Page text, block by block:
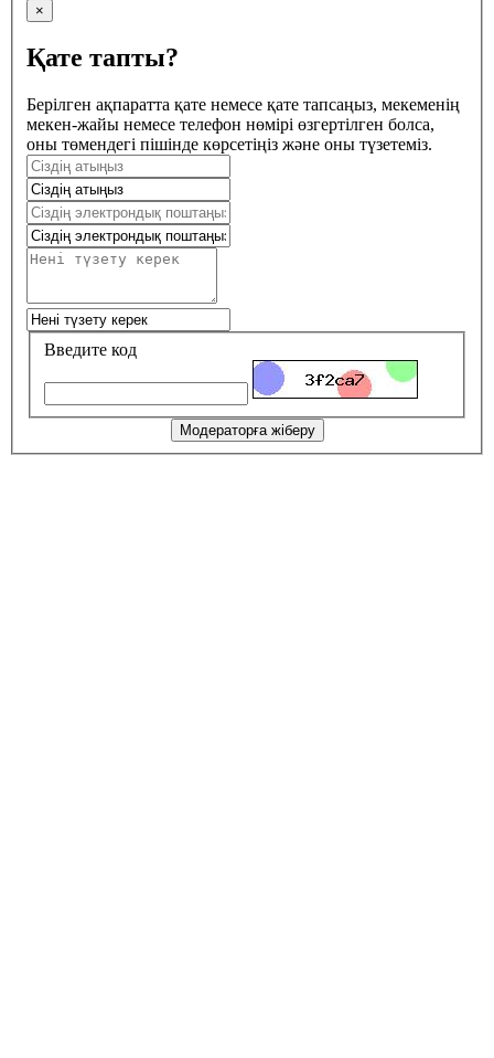
×
Қате тапты?
Берілген ақпаратта қате немесе қате тапсаңыз, мекеменің
мекен-жайы немесе телефон нөмірі өзгертілген болса,
оны төмендегі пішінде көрсетіңіз және оны түзетеміз.
Введите код
Модераторға жіберу